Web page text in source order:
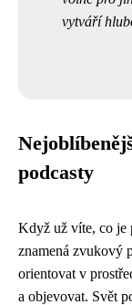
vytváří
podcasty
Když už víte, co je
znamená zvukový
orientovat v
a objevovat. Svět